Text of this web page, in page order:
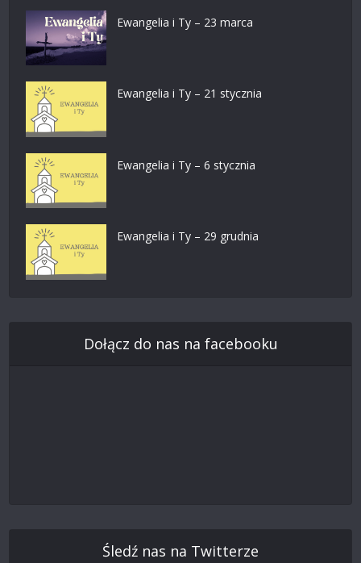
Ewangelia i Ty – 23 marca
Ewangelia i Ty – 21 stycznia
Ewangelia i Ty – 6 stycznia
Ewangelia i Ty – 29 grudnia
Dołącz do nas na facebooku
Śledź nas na Twitterze